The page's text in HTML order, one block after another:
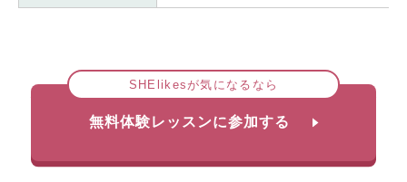
SHElikesが気になるなら
無料体験レッスンに参加する